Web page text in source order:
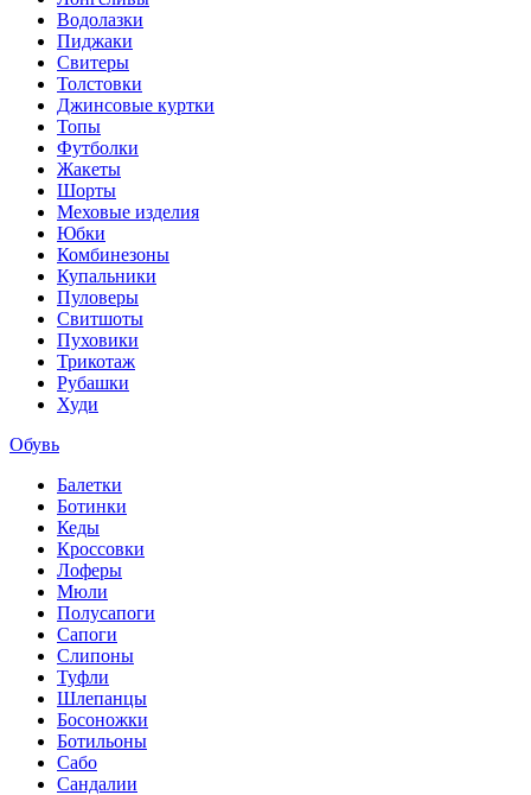
Водолазки
Пиджаки
Свитеры
Толстовки
Джинсовые куртки
Топы
Футболки
Жакеты
Шорты
Меховые изделия
Юбки
Комбинезоны
Купальники
Пуловеры
Свитшоты
Пуховики
Трикотаж
Рубашки
Худи
Обувь
Балетки
Ботинки
Кеды
Кроссовки
Лоферы
Мюли
Полусапоги
Сапоги
Слипоны
Туфли
Шлепанцы
Босоножки
Ботильоны
Сабо
Сандалии